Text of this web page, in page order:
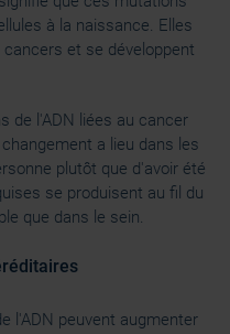
à la naissance. Elles
et se développent
de l'ADN liées au cancer
a lieu dans les
plutôt que d'avoir été
se produisent au fil du
que dans le sein.
l'ADN peuvent augmenter